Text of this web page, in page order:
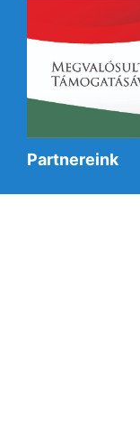
Partnereink